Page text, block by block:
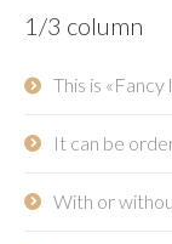
1/3 column
This is
It can be
With or